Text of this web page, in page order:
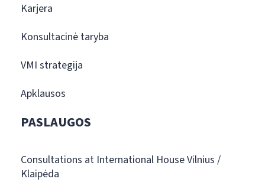
Karjera
Konsultacinė taryba
VMI strategija
Apklausos
PASLAUGOS
Consultations at International House Vilnius /
Klaipėda